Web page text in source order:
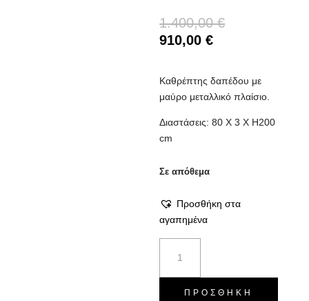
1.400,00€
910,00€
Καθρέπτης δαπέδου με
μαύρο μεταλλικό πλαίσιο.
Διαστάσεις: 80 X 3 X H200
cm
Σε απόθεμα
Προσθήκη στα
αγαπημένα
Clear
Gate
ποσότηταΠΡΟΣΘΉΚΗ